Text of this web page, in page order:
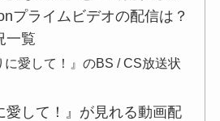
プライムビデオの配信は？
一覧
に愛して！』のBS / CS放送状
愛して！』が見れる動画配